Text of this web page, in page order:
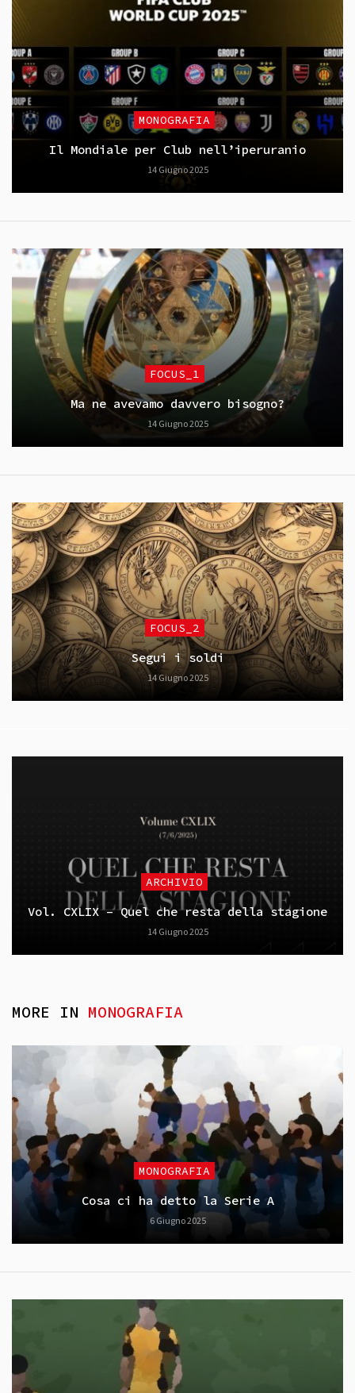
MONOGRAFIA
Il Mondiale per Club nell’iperuranio
14 Giugno 2025
FOCUS_1
Ma ne avevamo davvero bisogno?
14 Giugno 2025
FOCUS_2
Segui i soldi
14 Giugno 2025
ARCHIVIO
Vol. CXLIX – Quel che resta della stagione
14 Giugno 2025
MORE IN MONOGRAFIA
MONOGRAFIA
Cosa ci ha detto la Serie A
6 Giugno 2025